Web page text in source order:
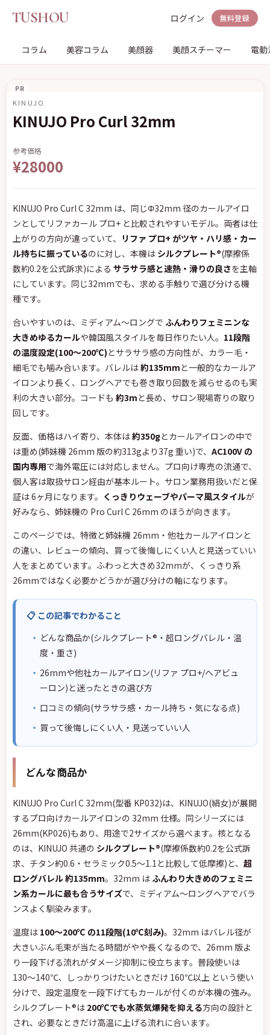
TUSHOU ログイン 無料登録
コラム 美容コラム 美顔器 美顔スチーマー 電
PR
KINUJO
KINUJO Pro Curl 32mm
参考価格
¥28000
KINUJO Pro Curl C 32mm は、同じΦ32mm 径のカールアイロ
ンとしてリファカール プロ+ と比較されやすいモデル。両者は仕
上がりの方向が違っていて、 リファ プロ+ がツヤ・ハリ感・カー
ル持ちに振っているのに対し、本機は シルクプレート®(摩擦係
数約0.2を公式訴求)による サラサラ感と速熱・滑りの良さを主軸
にしています。同じ32mmでも、求める手触りで選び分ける機
種です。
合いやすいのは、ミディアム〜ロングで ふんわりフェミニンな
大きめゆるカールや韓国風スタイルを毎日作りたい人。 11段階
の温度設定(100〜200℃)とサラサラ感の方向性が、カラー毛・
細毛でも噛み合います。バレルは約135mmと一般的なカールア
イロンより長く、ロングヘアでも巻き取り回数を減らせるのも実
利の大きい部分。コードも 約3mと長め、サロン現場寄りの取り
回しです。
反面、価格はハイ寄り、本体は約350gとカールアイロンの中で
は重め(姉妹機 26mm 版の約313gより37g 重い)で、 AC100V の
国内専用で海外電圧には対応しません。プロ向け専売の流通で、
個人客は取扱サロン経由が基本ルート。サロン業務用扱いだと保
証は 6ヶ月になります。 くっきりウェーブやパーマ風スタイルが
好みなら、姉妹機の Pro Curl C 26mm のほうが向きます。
このページでは、特徴と姉妹機 26mm・他社カールアイロンと
の違い、レビューの傾向、買って後悔しにくい人と見送っていい
人をまとめています。ふわっと大きめ32mmが、くっきり系
26mmではなく必要かどうかが選び分けの軸になります。
📋 この記事でわかること
どんな商品か(シルクプレート®・超ロングバレル・温
度・重さ)
26mmや他社カールアイロン(リファ プロ+/ヘアビュ
ーロン)と迷ったときの選び方
口コミの傾向(サラサラ感・カール持ち・気になる点)
買って後悔しにくい人・見送っていい人
どんな商品か
KINUJO Pro Curl C 32mm(型番 KP032)は、KINUJO(絹女)が展開
するプロ向けカールアイロンの 32mm 仕様。同シリーズには
26mm(KP026)もあり、用途で2サイズから選べます。核となる
のは、KINUJO 共通の シルクプレート®(摩擦係数約0.2を公式訴
求、チタン約0.6・セラミック0.5〜1.1と比較して低摩擦)と、 超
ロングバレル 約135mm。32mm は ふんわり大きめのフェミニ
ン系カールに最も合うサイズで、ミディアム〜ロングヘアでバラ
ンスよく馴染みます。
温度は 100〜200℃ の11段階(10℃刻み)。32mm はバレル径が
大きいぶん毛束が当たる時間がやや長くなるので、26mm 版よ
り一段下げる流れがダメージ抑制に役立ちます。普段使いは
130〜140℃、しっかりつけたいときだけ 160℃以上 という使い
分けで、設定温度を一段下げてもカールが付くのが本機の強み。
シルクプレート®は 200℃でも水蒸気爆発を抑える方向の設計と
され、必要なときだけ高温に上げる流れに合います。